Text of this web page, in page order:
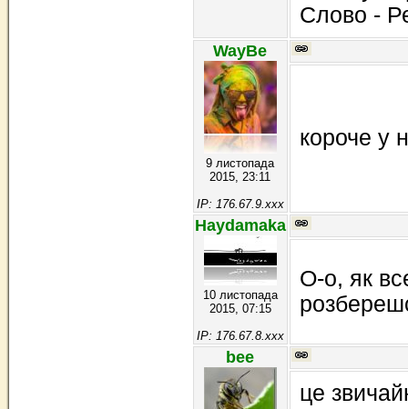
Слово -
WayBe
9 листопада
2015, 23:11
IP: 176.67.9.xxx
короче у
Haydamaka
10 листопада
2015, 07:15
IP: 176.67.8.xxx
О-о, як
bee
це